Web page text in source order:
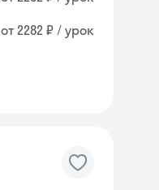
от 2282 ₽ / урок